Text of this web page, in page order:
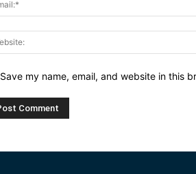
Save my name, email, and website in this